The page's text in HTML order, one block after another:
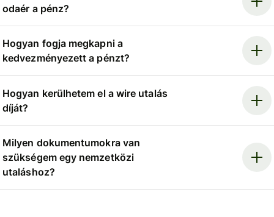
odaér a pénz?
Hogyan fogja megkapni a
kedvezményezett a pénzt?
Hogyan kerülhetem el a wire utalás
díját?
Milyen dokumentumokra van
szükségem egy nemzetközi
utaláshoz?